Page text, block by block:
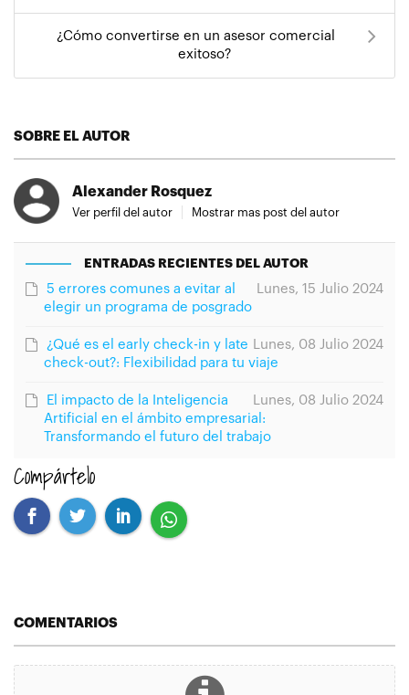
¿Cómo convertirse en un asesor comercial
exitoso?
SOBRE EL AUTOR
Alexander Rosquez
Ver perfil del autor Mostrar mas post del autor
ENTRADAS RECIENTES DEL AUTOR
Lunes, 15 Julio 2024
5 errores comunes a evitar al
elegir un programa de posgrado
Lunes, 08 Julio 2024
¿Qué es el early check-in y late
check-out?: Flexibilidad para tu viaje
Lunes, 08 Julio 2024
El impacto de la Inteligencia
Artificial en el ámbito empresarial:
Transformando el futuro del trabajo
Compártelo
COMENTARIOS